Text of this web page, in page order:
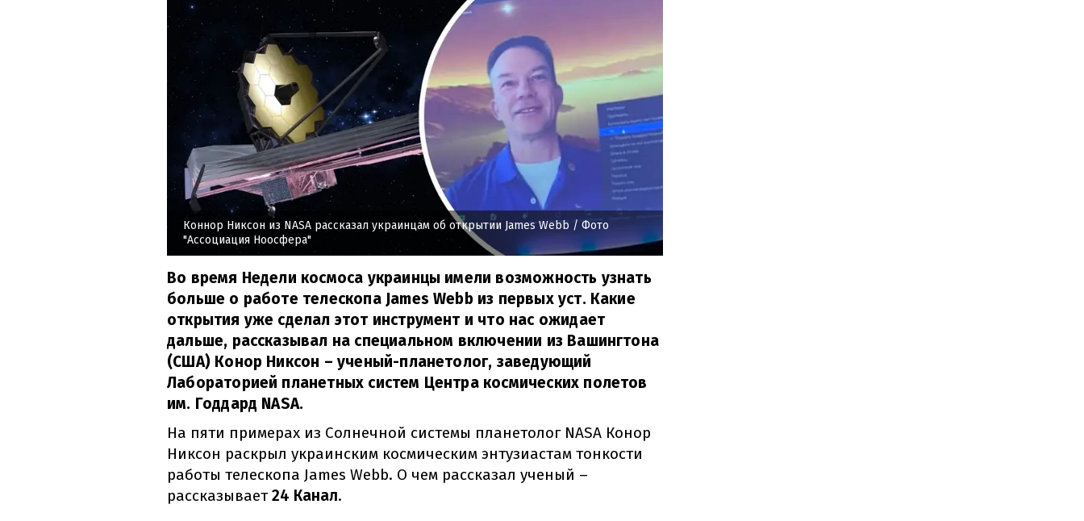
Коннор Никсон из NASA рассказал украинцам об открытии James Webb / Фото
"Ассоциация Ноосфера"
Во время Недели космоса украинцы имели возможность узнать
больше о работе телескопа James Webb из первых уст. Какие
открытия уже сделал этот инструмент и что нас ожидает
дальше, рассказывал на специальном включении из Вашингтона
(США) Конор Никсон – ученый-планетолог, заведующий
Лабораторией планетных систем Центра космических полетов
им. Годдард NASA.
На пяти примерах из Солнечной системы планетолог NASA Конор
Никсон раскрыл украинским космическим энтузиастам тонкости
работы телескопа James Webb. О чем рассказал ученый –
рассказывает24 Канал.